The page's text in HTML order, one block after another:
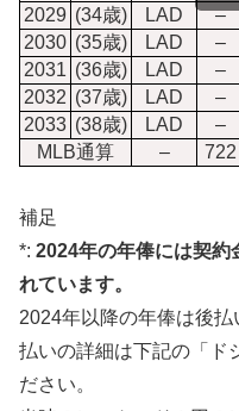
2029 (34歳) LAD –
2030 (35歳) LAD –
2031 (36歳) LAD –
2032 (37歳) LAD –
2033 (38歳) LAD –
MLB通算
– 722
補足
*: 2024年の年俸には契約
れています。
2024年以降の年俸は後
払いの詳細は下記の「ド
ださい。